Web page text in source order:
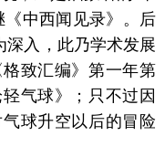
《中西闻见录》。后
深入，此乃学术发展
致汇编》第一年第
气球》；只不过因
球升空以后的冒险